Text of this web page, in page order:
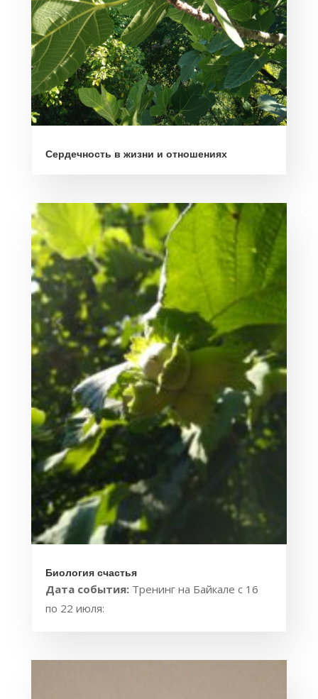
Сердечность в жизни и отношениях
Биология счастья
Дата события: Тренинг на Байкале с 16
по 22 июля: